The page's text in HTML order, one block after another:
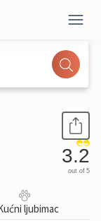
3.2
out of 5
ljubimac